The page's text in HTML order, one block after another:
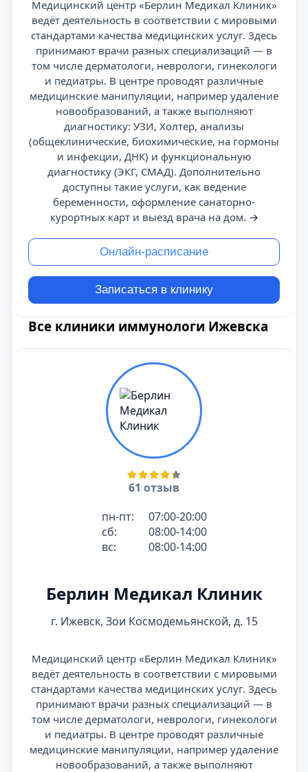
Медицинский центр «Берлин Медикал Клиник»
ведёт деятельность в соответствии с мировыми
стандартами качества медицинских услуг. Здесь
принимают врачи разных специализаций — в
том числе дерматологи, неврологи, гинекологи
и педиатры. В центре проводят различные
медицинские манипуляции, например удаление
новообразований, а также выполняют
диагностику: УЗИ, Холтер, анализы
(общеклинические, биохимические, на гормоны
и инфекции, ДНК) и функциональную
диагностику (ЭКГ, СМАД). Дополнительно
доступны такие услуги, как ведение
беременности, оформление санаторно-
курортных карт и выезд врача на дом. →
Онлайн-расписание
Записаться в клинику
Все клиники иммунологи Ижевска
61 отзыв
пн-пт:
07:00-20:00
сб:
08:00-14:00
вс:
08:00-14:00
Берлин Медикал Клиник
г. Ижевск, Зои Космодемьянской, д. 15
Медицинский центр «Берлин Медикал Клиник»
ведёт деятельность в соответствии с мировыми
стандартами качества медицинских услуг. Здесь
принимают врачи разных специализаций — в
том числе дерматологи, неврологи, гинекологи
и педиатры. В центре проводят различные
медицинские манипуляции, например удаление
новообразований, а также выполняют